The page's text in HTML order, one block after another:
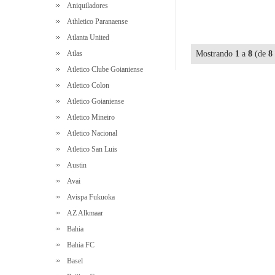
Aniquiladores
Athletico Paranaense
Atlanta United
Atlas
Atletico Clube Goianiense
Atletico Colon
Atletico Goianiense
Atletico Mineiro
Atletico Nacional
Atletico San Luis
Austin
Avai
Avispa Fukuoka
AZ Alkmaar
Bahia
Bahia FC
Basel
Mostrando 1 a 8 (de 8